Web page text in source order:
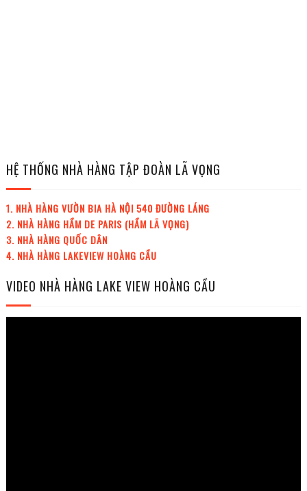
HỆ THỐNG NHÀ HÀNG TẬP ĐOÀN LÃ VỌNG
1. NHÀ HÀNG VƯỜN BIA HÀ NỘI 540 ĐƯỜNG LÁNG
2. NHÀ HÀNG HẦM DE PARIS (HẦM LÃ VỌNG)
3. NHÀ HÀNG QUỐC DÂN
4. NHÀ HÀNG LAKEVIEW HOÀNG CẦU
VIDEO NHÀ HÀNG LAKE VIEW HOÀNG CẦU